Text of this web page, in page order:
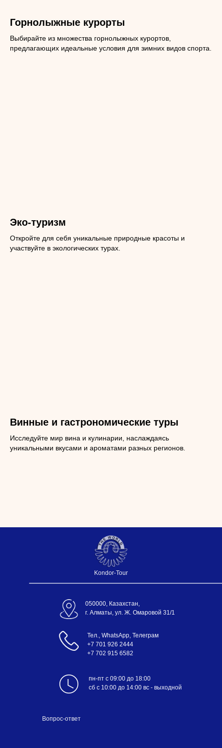
Горнолыжные курорты
Выбирайте из множества горнолыжных курортов,
предлагающих идеальные условия для зимних видов спорта.
Эко-туризм
Откройте для себя уникальные природные красоты и
участвуйте в экологических турах.
Винные и гастрономические туры
Исследуйте мир вина и кулинарии, наслаждаясь
уникальными вкусами и ароматами разных регионов.
Тел., WhatsApp, Телеграм
+7 701 926 2444
+7 702 915 6582
050000, Казахстан,
г. Алматы, ул. Ж. Омаровой 31/1
Вопрос-ответ
Kondor-Tour
пн-пт с 09:00 до 18:00
сб с 10:00 до 14:00 вс - выходной